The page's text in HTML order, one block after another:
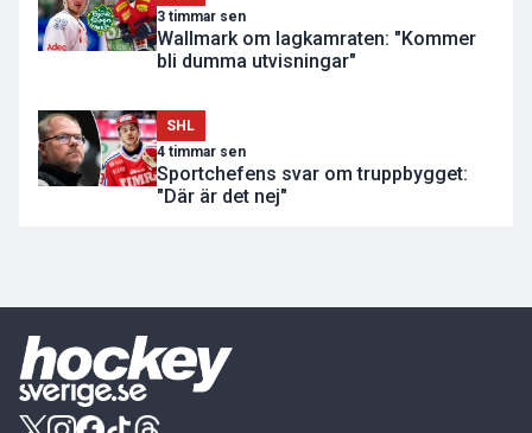
3 timmar sen
Wallmark om lagkamraten: "Kommer
bli dumma utvisningar"
SHL
4 timmar sen
Sportchefens svar om truppbygget:
"Där är det nej"